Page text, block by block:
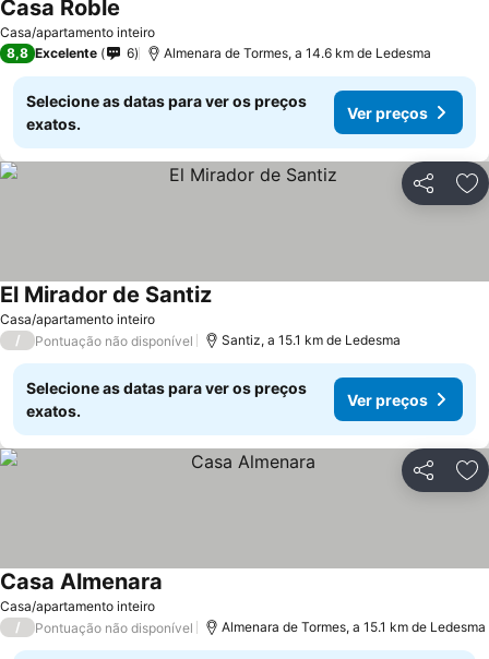
Casa/apartamento inteiro
Casa Roble
8,8 Excelente 6 Almenara de Tormes, a 14.6 km de Ledesma
Selecione as datas para ver os preços
exatos.
Ver preços
Partilhar
Casa/apartamento inteiro
El Mirador de Santiz
/ Pontuação não disponível Santiz, a 15.1 km de Ledesma
Selecione as datas para ver os preços
exatos.
Ver preços
Partilhar
Casa/apartamento inteiro
Casa Almenara
/ Pontuação não disponível Almenara de Tormes, a 15.1 km de Ledesma